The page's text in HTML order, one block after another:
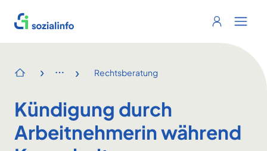
Sozialinfo
Login
Startseite
› › Rechtsberatung
Kündigung durch
Arbeitnehmerin während